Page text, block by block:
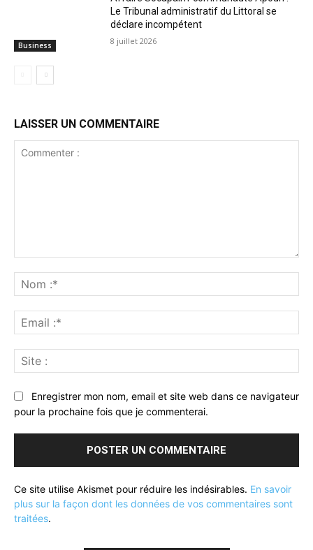
Business
Le Tribunal administratif du Littoral se
déclare incompétent
8 juillet 2026
LAISSER UN COMMENTAIRE
:*
:*
:
Enregistrer mon nom, email et site web dans ce navigateur
pour la prochaine fois que je commenterai.
Ce site utilise Akismet pour réduire les indésirables. En savoir
plus sur la façon dont les données de vos commentaires sont
traitées.